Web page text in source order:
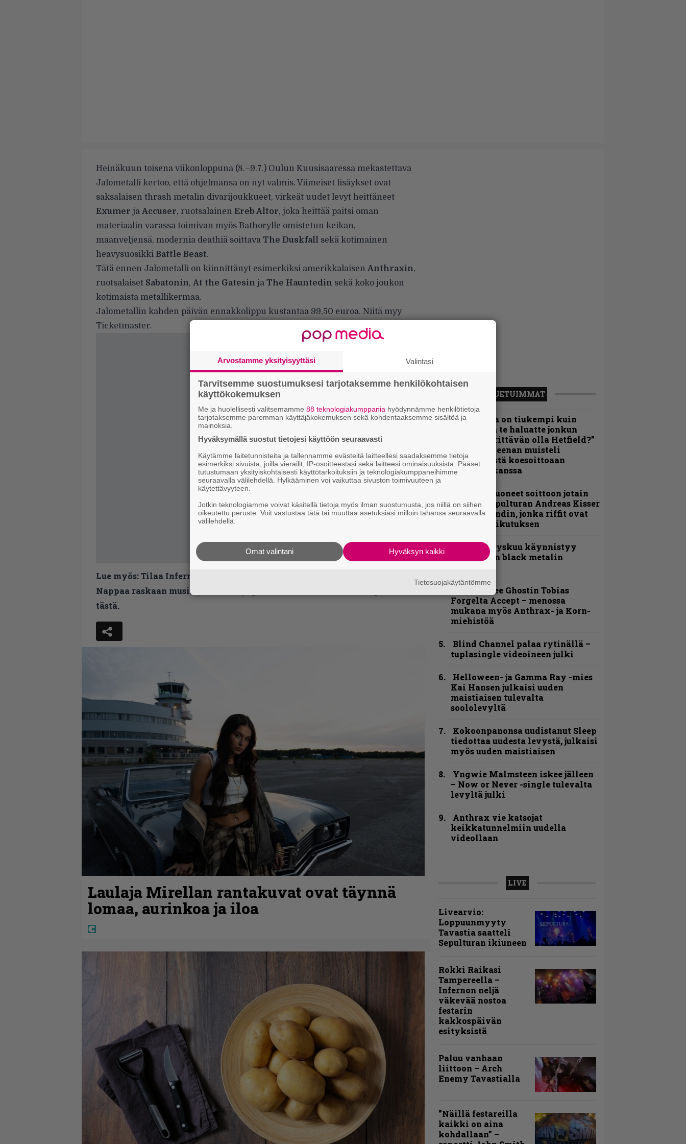
Heinäkuun toisena viikonloppuna (8.–9.7.) Oulun Kuusisaaressa mekastettava
Jalometalli kertoo, että ohjelmansa on nyt valmis. Viimeiset lisäykset ovat
saksalaisen thrash metalin divarijoukkueet, virkeät uudet levyt heittäneet
Exumer ja Accuser, ruotsalainen Ereb Altor, joka heittää paitsi oman
materiaalin varassa toimivan myös Bathorylle omistetun keikan,
maanveljensä, modernia deathiä soittava The Duskfall sekä kotimainen
heavysuosikki Battle Beast.
Tätä ennen Jalometalli on kiinnittänyt esimerkiksi amerikkalaisen Anthraxin,
ruotsalaiset Sabatonin, At the Gatesin ja The Hauntedin sekä koko joukon
kotimaista metallikermaa.
Jalometallin kahden päivän ennakkolippu kustantaa 99,50 euroa. Niitä myy
Ticketmaster.
Lue myös:Tilaa Infernon uutiskirje ja tiedät mistä kahvitauolla puhutaan!
Nappaa raskaan musiikin uutiset ja puheenaiheet suoraan sähköpostiin
tästä.
Laulaja Mirellan rantakuvat ovat täynnä
lomaa, aurinkoa ja iloa
LUETUIMMAT
”Metallica on tiukempi kuin
koskaan ja te haluatte jonkun
nulikan yrittävän olla Hetfield?”
– Pepper Keenan muisteli
ensimmäistä koesoittoaan
hevijätin kanssa
”He ovat tuoneet soittoon jotain
uutta” – Sepulturan Andreas Kisser
nimeää bändin, jonka riffit ovat
tehneet vaikutuksen
Espoon syyskuu käynnistyy
kotimaisen black metalin
Näin lähtee Ghostin Tobias
Forgelta Accept – menossa
mukana myös Anthrax- ja Korn-
miehistöä
Blind Channel palaa rytinällä –
tuplasingle videoineen julki
Helloween- ja Gamma Ray -mies
Kai Hansen julkaisi uuden
maistiaisen tulevalta
soololevyltä
Kokoonpanonsa uudistanut Sleep
tiedottaa uudesta levystä, julkaisi
myös uuden maistiaisen
Yngwie Malmsteen iskee jälleen
– Now or Never -single tulevalta
levyltä julki
Anthrax vie katsojat
keikkatunnelmiin uudella
videollaan
LIVE
Livearvio:
Loppuunmyyty
Tavastia saatteli
Sepulturan ikiuneen
Rokki Raikasi
Tampereella –
Infernon neljä
väkevää nostoa
festarin
kakkospäivän
esityksistä
Paluu vanhaan
liittoon – Arch
Enemy Tavastialla
”Näillä festareilla
kaikki on aina
kohdallaan” –
Arvostamme yksityisyyttäsi Valintasi
Tarvitsemme suostumuksesi tarjotaksemme henkilökohtaisen
käyttökokemuksen
Me ja huolellisesti valitsemamme 88 teknologiakumppania hyödynnämme henkilötietoja
tarjotaksemme paremman käyttäjäkokemuksen sekä kohdentaaksemme sisältöä ja
mainoksia.
Hyväksymällä suostut tietojesi käyttöön seuraavasti
Käytämme laitetunnisteita ja tallennamme evästeitä laitteellesi saadaksemme tietoja
esimerkiksi sivuista, joilla vierailit, IP-osoitteestasi sekä laitteesi ominaisuuksista. Pääset
tutustumaan yksityiskohtaisesti käyttötarkoituksiin ja teknologiakumppaneihimme
seuraavalla välilehdellä. Hylkääminen voi vaikuttaa sivuston toimivuuteen ja
käytettävyyteen.
Jotkin teknologiamme voivat käsitellä tietoja myös ilman suostumusta, jos niillä on siihen
oikeutettu peruste. Voit vastustaa tätä tai muuttaa asetuksiasi milloin tahansa seuraavalla
välilehdellä.
Hyväksyn kaikki
Omat valintani
Tietosuojakäytäntömme